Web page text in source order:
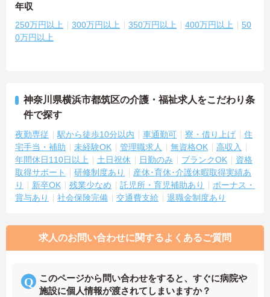
年収
250万円以上 300万円以上 350万円以上 400万円以上
50
0万円以上
神奈川県横浜市都筑区の介護・福祉求人をこだわり条
件で探す
夜勤専従 駅から徒歩10分以内 車通勤可 寮・借り上げ
住
宅手当・補助
未経験OK 管理職求人 無資格OK
高収入
年間休日110日以上
土日祝休 日勤のみ ブランクOK
資格
取得サポート
研修制度あり
産休･育休･介護休暇取得実績あ
り
新卒OK 残業少なめ 託児所・育児補助あり
ボーナス・
賞与あり
社会保険完備 交通費支給 退職金制度あり
求人のお問い合わせに関するよくあるご質問
このページから問い合わせをすると、すぐに病院や
施設に個人情報が渡されてしまいますか？